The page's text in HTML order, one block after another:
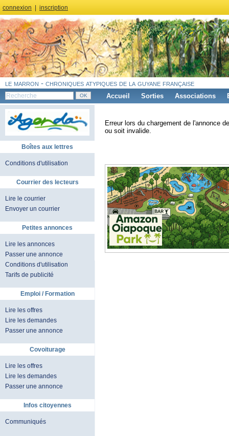
connexion inscription
le marron - chroniques atypiques de la guyane française
Accueil Sorties Associations
Boîtes aux lettres
Conditions d'utilisation
Courrier des lecteurs
Lire le courrier
Envoyer un courrier
Petites annonces
Lire les annonces
Passer une annonce
Conditions d'utilisation
Tarifs de publicité
Emploi / Formation
Lire les offres
Lire les demandes
Passer une annonce
Covoiturage
Lire les offres
Lire les demandes
Passer une annonce
Infos citoyennes
Communiqués
Erreur lors du chargement de l'annonce
ou soit invalide.